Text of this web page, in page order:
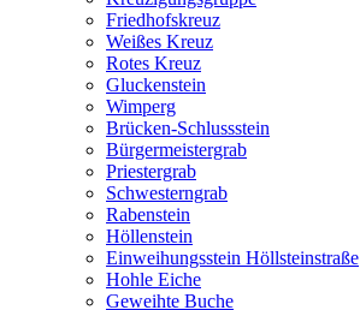
Friedhofskreuz
Weißes Kreuz
Rotes Kreuz
Gluckenstein
Wimperg
Brücken-Schlussstein
Bürgermeistergrab
Priestergrab
Schwesterngrab
Rabenstein
Höllenstein
Einweihungsstein Höllsteinstraße
Hohle Eiche
Geweihte Buche